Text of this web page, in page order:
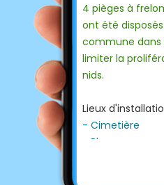
4 pièges à
ont été
commune dans
limiter la
nids.
Lieux
- Cimetière
- Place
- Ancien terrain